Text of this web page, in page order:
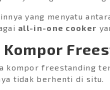
yang menyatu
all-in-one cooker
Kompor
kompor freestanding
tidak berhenti di situ.